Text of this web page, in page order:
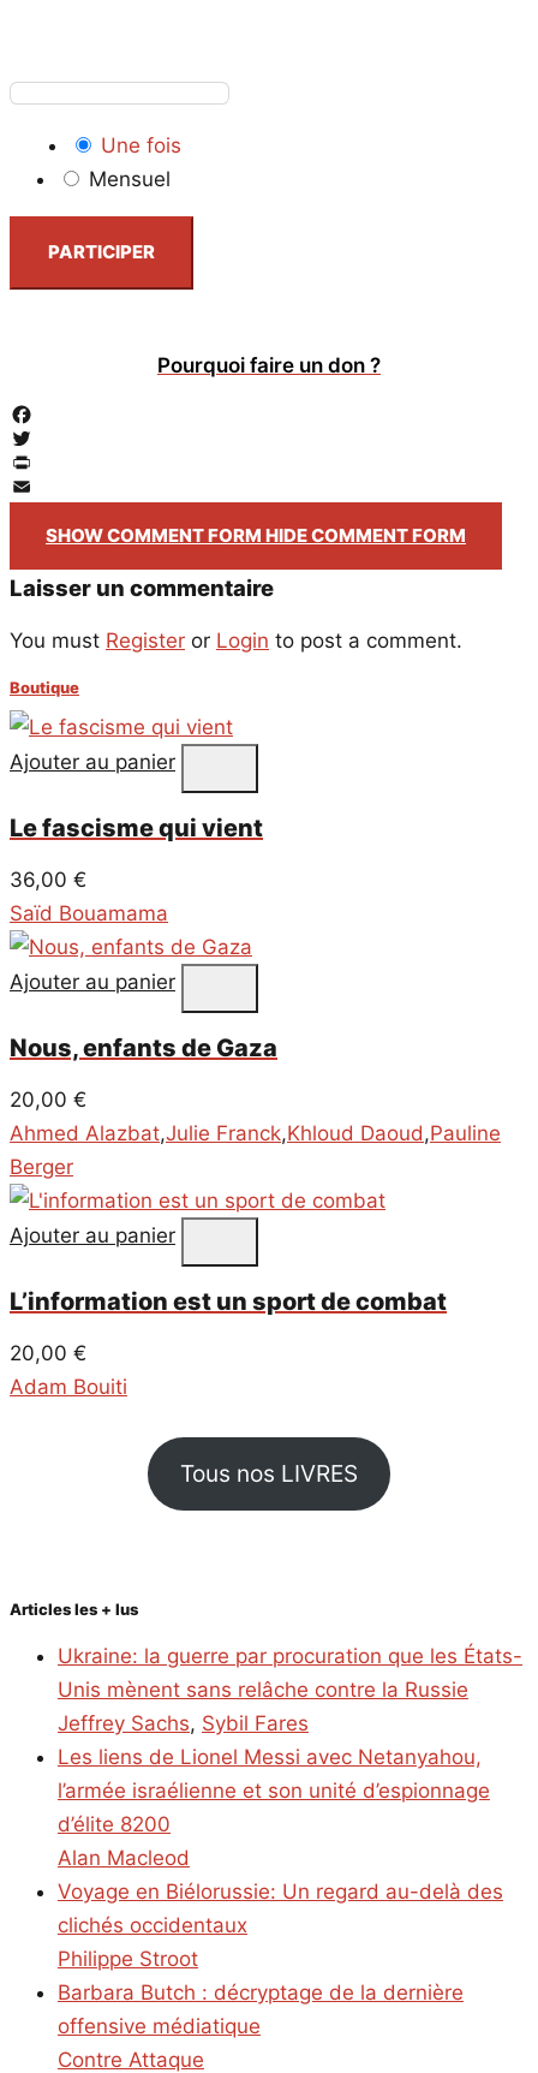
Une fois
Mensuel
PARTICIPER
Pourquoi faire un don ?
Facebook
Twitter
PrintFriendly
Email
SHOW COMMENT FORM HIDE COMMENT FORM
Laisser un commentaire
You must Register or Login to post a comment.
Boutique
Ajouter au panier
Le fascisme qui vient
36,00 €
Saïd Bouamama
Ajouter au panier
Nous, enfants de Gaza
20,00 €
Ahmed Alazbat,Julie Franck,Khloud Daoud,Pauline
Berger
Ajouter au panier
L’information est un sport de combat
20,00 €
Adam Bouiti
Tous nos LIVRES
Articles les + lus
Ukraine: la guerre par procuration que les États-
Unis mènent sans relâche contre la Russie
Jeffrey Sachs, Sybil Fares
Les liens de Lionel Messi avec Netanyahou,
l’armée israélienne et son unité d’espionnage
d’élite 8200
Alan Macleod
Voyage en Biélorussie: Un regard au-delà des
clichés occidentaux
Philippe Stroot
Barbara Butch : décryptage de la dernière
offensive médiatique
Contre Attaque